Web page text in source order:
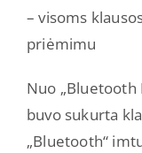
– visoms
priėmimu
Nuo „Bluetooth
buvo sukurta
„Bluetooth“